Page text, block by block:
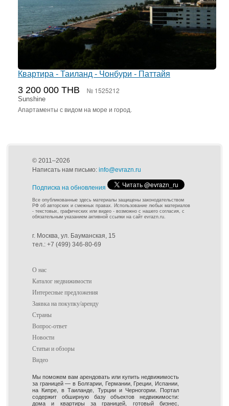
Квартира - Таиланд - Чонбури - Паттайя
3 200 000 THB № 1525212
Sunshine
Апартаменты с видом на море и город.
© 2011–2026
Написать нам письмо: info@evrazn.ru
Подписка на обновления
Все опубликованные здесь материалы защищены законодательством
РФ об авторских и смежных правах. Использование любых материалов
- текстовых, графических или видео - возможно с нашего согласия, с
обязательным указанием активной ссылки на сайт evrazn.ru.
г. Москва, ул. Бауманская, 15
тел.: +7 (499) 346-80-69
О нас
Каталог недвижимости
Интересные предложения
Заявка на покупку/аренду
Страны
Вопрос-ответ
Новости
Статьи и обзоры
Видео
Мы поможем вам арендовать или купить недвижимость
за границей — в Болгарии, Германии, Греции, Испании,
на Кипре, в Таиланде, Турции и Черногории. Портал
содержит обширную базу объектов недвижимости:
дома и квартиры за границей, готовый бизнес,